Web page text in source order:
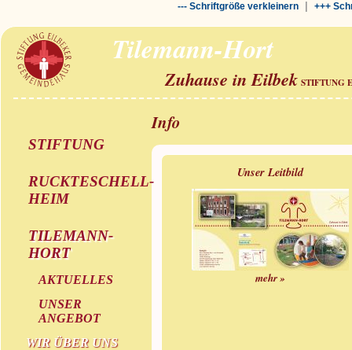
--- Schriftgröße verkleinern| +++
Tilemann-Hort
Zuhause in Eilbek STIFTUNG
STIFTUNG
RUCKTESCHELL-
HEIM
TILEMANN-
HORT
AKTUELLES
UNSER
ANGEBOT
WIR ÜBER UNS
Info
Unser Leitbild
mehr »